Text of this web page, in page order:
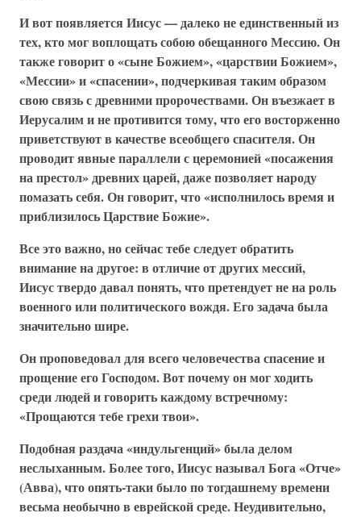
И вот появляется Иисус — далеко не единственный из
тех, кто мог воплощать собою обещанного Мессию. Он
также говорит о «сыне Божием», «царствии Божием»,
«Мессии» и «спасении», подчеркивая таким образом
свою связь с древними пророчествами. Он въезжает в
Иерусалим и не противится тому, что его восторженно
приветствуют в качестве всеобщего спасителя. Он
проводит явные параллели с церемонией «посажения
на престол» древних царей, даже позволяет народу
помазать себя. Он говорит, что «исполнилось время и
приблизилось Царствие Божие».
Все это важно, но сейчас тебе следует обратить
внимание на другое: в отличие от других мессий,
Иисус твердо давал понять, что претендует не на роль
военного или политического вождя. Его задача была
значительно шире.
Он проповедовал для всего человечества спасение и
прощение его Господом. Вот почему он мог ходить
среди людей и говорить каждому встречному:
«Прощаются тебе грехи твои».
Подобная раздача «индульгенций» была делом
неслыханным. Более того, Иисус называл Бога «Отче»
(Авва), что опять-таки было по тогдашнему времени
весьма необычно в еврейской среде. Неудивительно,